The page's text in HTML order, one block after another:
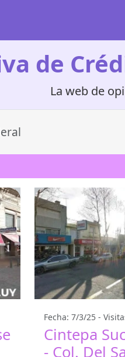
de
La web de
Fecha: 7/3/25 -
Cintepa
- Col. Del